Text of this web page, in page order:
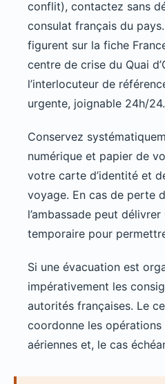
conflit), contactez sans
consulat français du
figurent sur la fiche
centre de crise du Quai
l’interlocuteur de
urgente, joignable 24h/24.
Conservez
numérique et papier de
votre carte d’identité et
voyage. En cas de perte
l’ambassade peut
temporaire pour
Si une évacuation est
impérativement les
autorités françaises. Le
coordonne les
aériennes et, le cas